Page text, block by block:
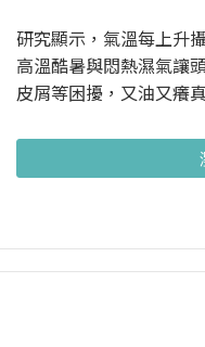
研究顯示，氣溫每上升
高溫酷暑與悶熱濕氣讓
皮屑等困擾，又油又癢